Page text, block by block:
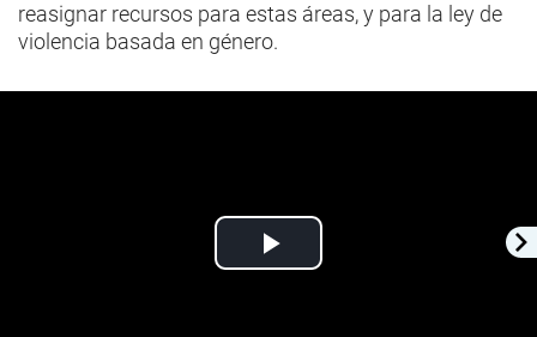
reasignar recursos para estas áreas, y para la ley de
violencia basada en género.
Play